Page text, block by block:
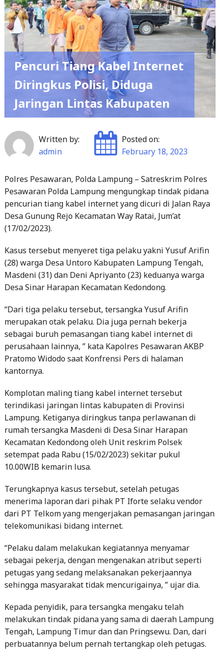
Pencuri Tiang Kabel Internet
Diringkus Polisi, Diduga
Jaringan Lintas Kabupaten
Written by:
admin
Posted on:
February 18, 2023
Polres Pesawaran, Polda Lampung – Satreskrim Polres
Pesawaran Polda Lampung mengungkap tindak pidana
pencurian tiang kabel internet yang dicuri di Jalan Raya
Desa Gunung Rejo Kecamatan Way Ratai, Jum’at
(17/02/2023).
Kasus tersebut menyeret tiga pelaku yakni Yusuf Arifin
(28) warga Desa Untoro Kabupaten Lampung Tengah,
Masdeni (31) dan Deni Apriyanto (23) keduanya warga
Desa Sinar Harapan Kecamatan Kedondong.
“Dari tiga pelaku tersebut, tersangka Yusuf Arifin
merupakan otak pelaku. Dia juga pernah bekerja
sebagai buruh pemasangan tiang kabel internet di
perusahaan lainnya, ” kata Kapolres Pesawaran AKBP
Pratomo Widodo saat Konfrensi Pers di halaman
kantornya.
Komplotan maling tiang kabel internet tersebut
terindikasi jaringan lintas kabupaten di Provinsi
Lampung. Ketiganya diringkus tanpa perlawanan di
rumah tersangka Masdeni di Desa Sinar Harapan
Kecamatan Kedondong oleh Unit reskrim Polsek
setempat pada Rabu (15/02/2023) sekitar pukul
10.00WIB kemarin lusa.
Terungkapnya kasus tersebut, setelah petugas
menerima laporan dari pihak PT Iforte selaku vendor
dari PT Telkom yang mengerjakan pemasangan jaringan
telekomunikasi bidang internet.
“Pelaku dalam melakukan kegiatannya menyamar
sebagai pekerja, dengan mengenakan atribut seperti
petugas yang sedang melaksanakan pekerjaannya
sehingga masyarakat tidak mencurigainya, ” ujar dia.
Kepada penyidik, para tersangka mengaku telah
melakukan tindak pidana yang sama di daerah Lampung
Tengah, Lampung Timur dan dan Pringsewu. Dan, dari
perbuatannya belum pernah tertangkap oleh petugas.